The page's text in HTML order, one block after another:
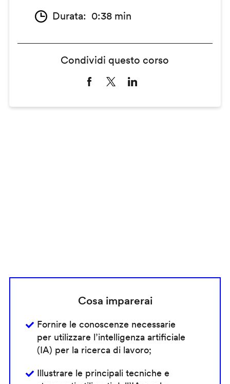
Durata 0:38 min
Condividi questo corso
Cosa imparerai
Fornire le conoscenze necessarie
per utilizzare l’intelligenza artificiale
(IA) per la ricerca di lavoro;
Illustrare le principali tecniche e